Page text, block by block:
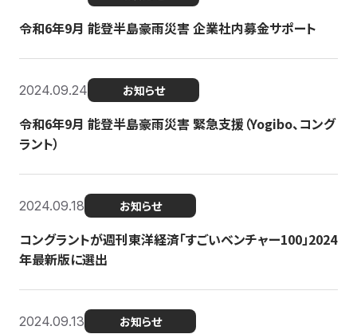
令和6年9月 能登半島豪雨災害 企業社内募金サポート
2024.09.24 お知らせ
令和6年9月 能登半島豪雨災害 緊急支援（Yogibo、コング
ラント）
2024.09.18 お知らせ
コングラントが週刊東洋経済「すごいベンチャー100」2024
年最新版に選出
2024.09.13 お知らせ